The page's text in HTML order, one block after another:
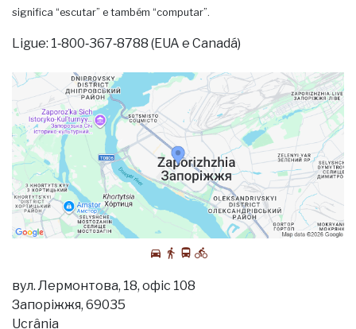
significa “escutar” e também “computar”.
Ligue: 1‑800‑367‑8788 (EUA e Canadá)
вул. Лермонтова, 18, офіс 108
Запоріжжя, 69035
Ucrânia